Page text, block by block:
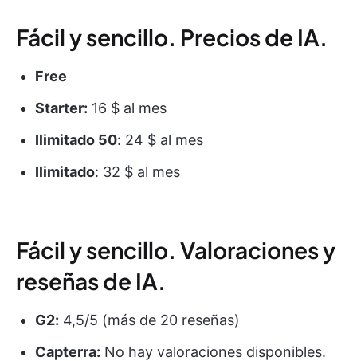
Fácil y sencillo. Precios de IA.
Free
Starter: 16 $ al mes
Ilimitado 50: 24 $ al mes
Ilimitado: 32 $ al mes
Fácil y sencillo. Valoraciones y
reseñas de IA.
G2: 4,5/5 (más de 20 reseñas)
Capterra: No hay valoraciones disponibles.